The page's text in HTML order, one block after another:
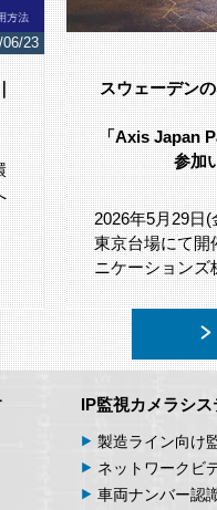
2026/06/12
メー
」に
コー
ミュ
車両の自
システム
削減
自動車業
態を正確
録・保存
両画…
IP監視カメラシス
製造ライン向け
ネットワーク ビ
車両ナンバー認